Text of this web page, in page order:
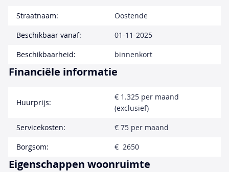
Straatnaam:
Oostende
Beschikbaar vanaf:
01-11-2025
Beschikbaarheid:
binnenkort
Financiële informatie
Huurprijs:
€ 1.325 per maand
(exclusief)
Servicekosten:
€ 75 per maand
Borgsom:
€ 2650
Eigenschappen woonruimte